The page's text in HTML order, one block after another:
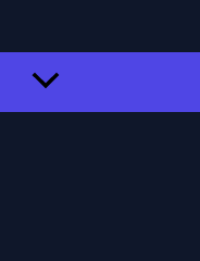
ПЕРЕКЛЮЧАТЕЛЬ